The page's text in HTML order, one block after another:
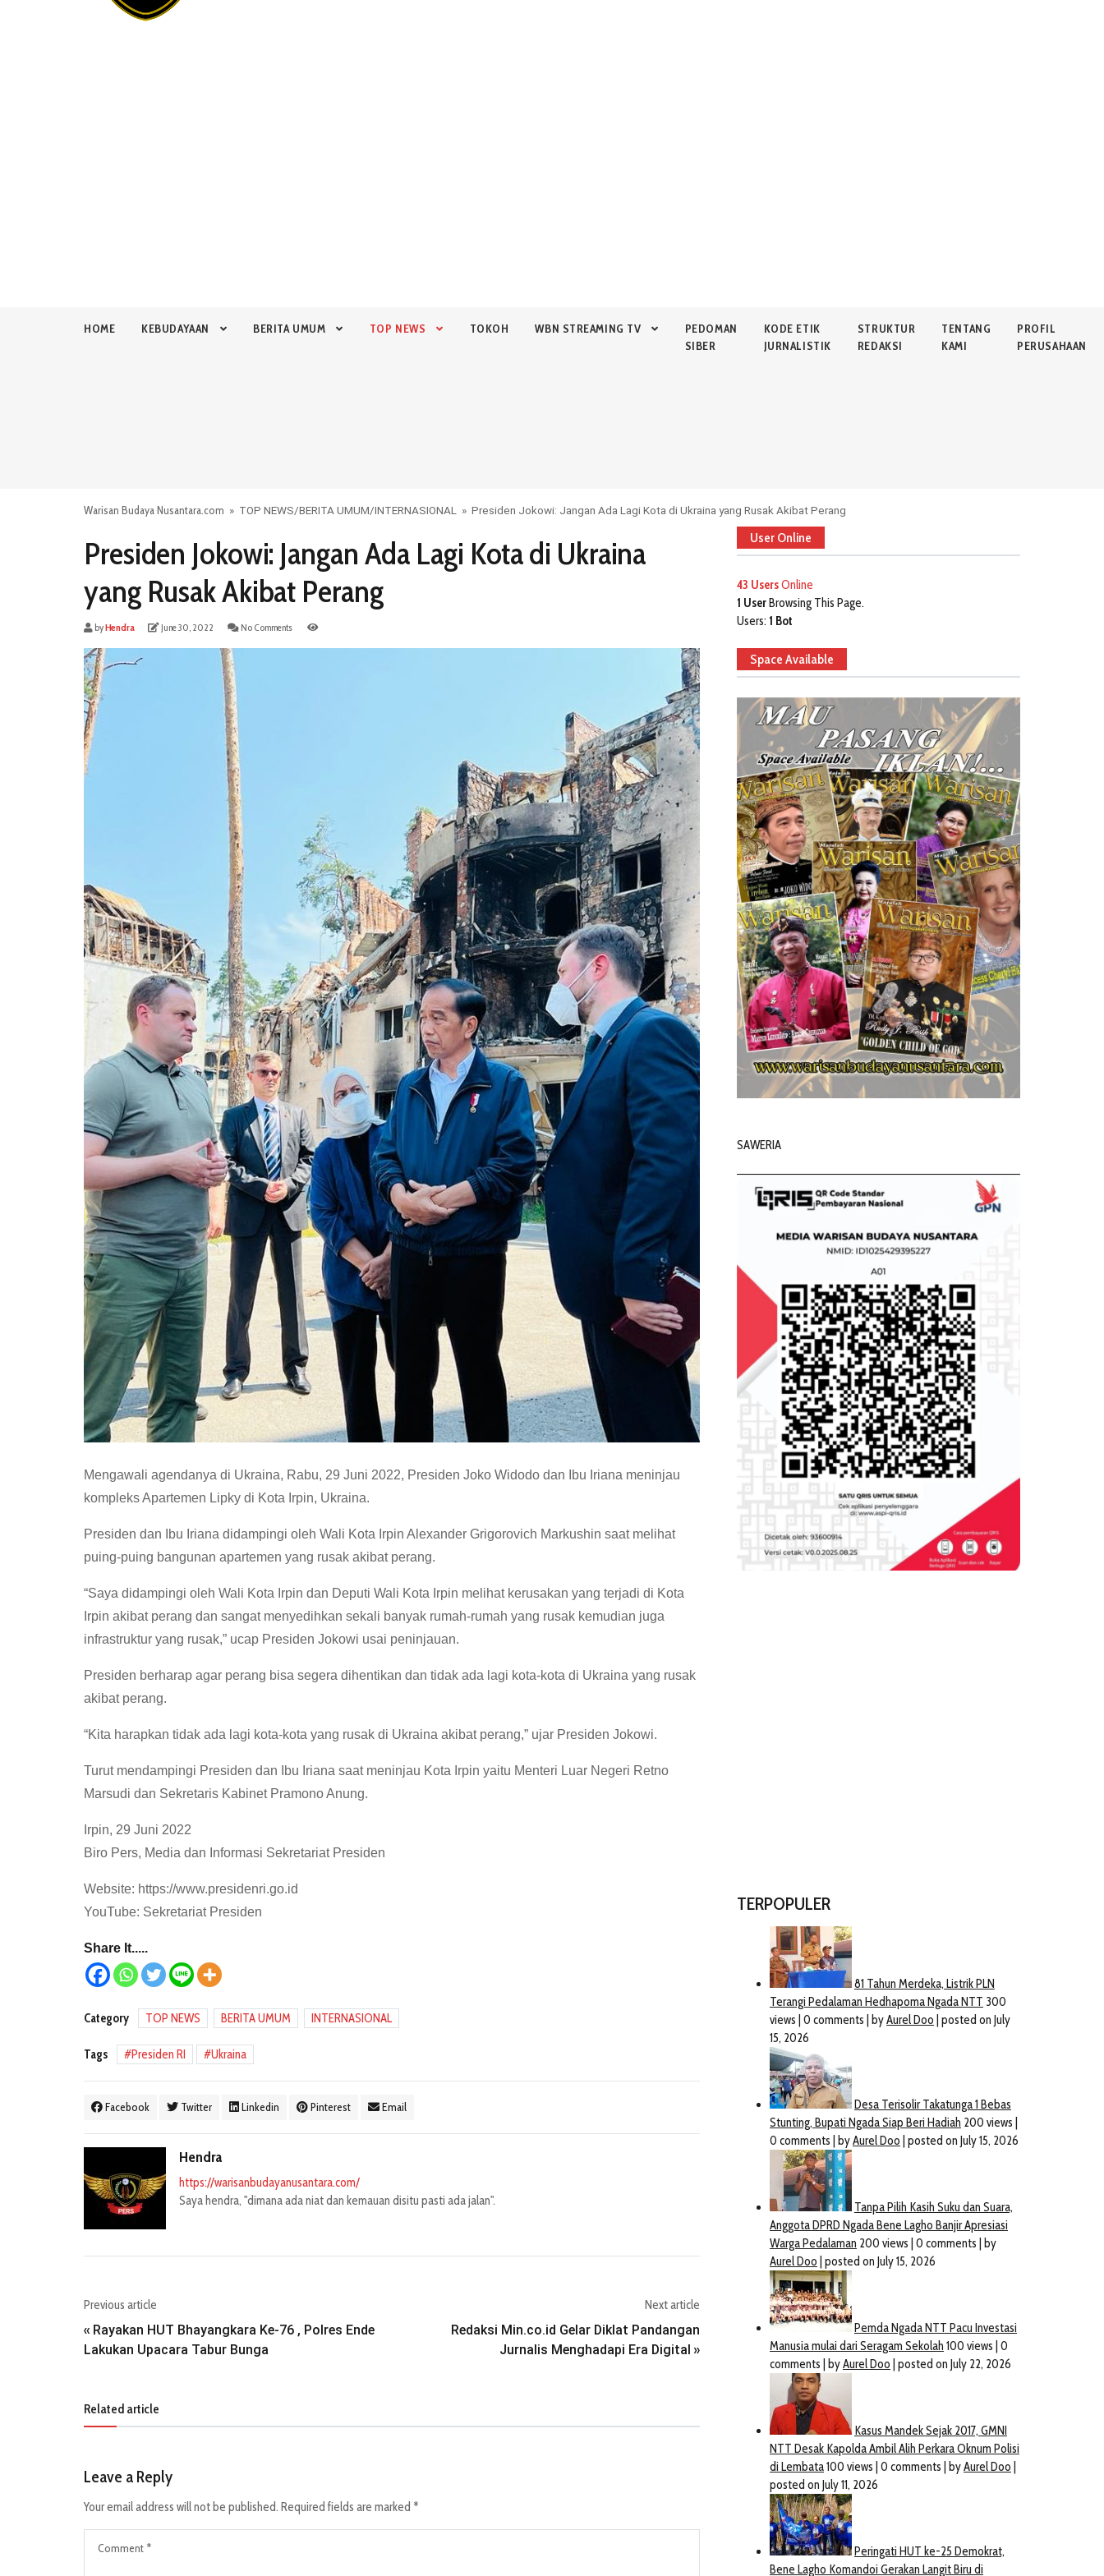
HOME KEBUDAYAAN BERITA UMUM TOP NEWS TOKOH WBN STREAMING TV
PEDOMAN
SIBER
KODE ETIK
JURNALISTIK
STRUKTUR
REDAKSI
TENTANG
KAMI
PROFIL
PERUSAHAAN
Warisan Budaya Nusantara.com » TOP NEWS/BERITA UMUM/INTERNASIONAL » Presiden Jokowi: Jangan Ada Lagi Kota di Ukraina yang Rusak Akibat Perang
Presiden Jokowi: Jangan Ada Lagi Kota di Ukraina
yang Rusak Akibat Perang
byHendra June 30, 2022 No Comments
Mengawali agendanya di Ukraina, Rabu, 29 Juni 2022, Presiden Joko Widodo dan Ibu Iriana meninjau
kompleks Apartemen Lipky di Kota Irpin, Ukraina.
Presiden dan Ibu Iriana didampingi oleh Wali Kota Irpin Alexander Grigorovich Markushin saat melihat
puing-puing bangunan apartemen yang rusak akibat perang.
“Saya didampingi oleh Wali Kota Irpin dan Deputi Wali Kota Irpin melihat kerusakan yang terjadi di Kota
Irpin akibat perang dan sangat menyedihkan sekali banyak rumah-rumah yang rusak kemudian juga
infrastruktur yang rusak,” ucap Presiden Jokowi usai peninjauan.
Presiden berharap agar perang bisa segera dihentikan dan tidak ada lagi kota-kota di Ukraina yang rusak
akibat perang.
“Kita harapkan tidak ada lagi kota-kota yang rusak di Ukraina akibat perang,” ujar Presiden Jokowi.
Turut mendampingi Presiden dan Ibu Iriana saat meninjau Kota Irpin yaitu Menteri Luar Negeri Retno
Marsudi dan Sekretaris Kabinet Pramono Anung.
Irpin, 29 Juni 2022
Biro Pers, Media dan Informasi Sekretariat Presiden
Website: https://www.presidenri.go.id
YouTube: Sekretariat Presiden
Share It.....
Category TOP NEWS BERITA UMUM INTERNASIONAL
Tags Presiden RI Ukraina
Facebook Twitter Linkedin Pinterest Email
Hendra
https://warisanbudayanusantara.com/
Saya hendra, "dimana ada niat dan kemauan disitu pasti ada jalan".
Previous article
« Rayakan HUT Bhayangkara Ke-76 , Polres Ende
Lakukan Upacara Tabur Bunga
Next article
Redaksi Min.co.id Gelar Diklat Pandangan
Jurnalis Menghadapi Era Digital »
Related article
Leave a Reply
Your email address will not be published. Required fields are marked *
User Online
43 UsersOnline
1 UserBrowsing This Page.
Users: 1 Bot
Space Available
SAWERIA
TERPOPULER